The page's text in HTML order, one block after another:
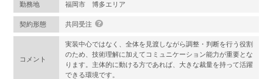
勤務地 福岡市 博多エリア
契約形態 共同受注
コメント
実装中心ではなく、全体を見渡しながら調整・判断を行う役割
のため、技術理解に加えてコミュニケーション能力が重要とな
ります。主体的に動ける方であれば、大きな裁量を持って活躍
できる環境です。